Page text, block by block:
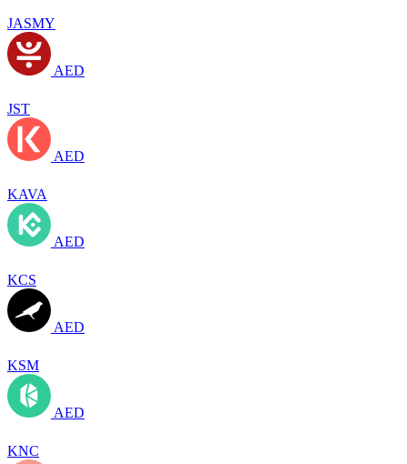
JASMY
AED
JST
AED
KAVA
AED
KCS
AED
KSM
AED
KNC